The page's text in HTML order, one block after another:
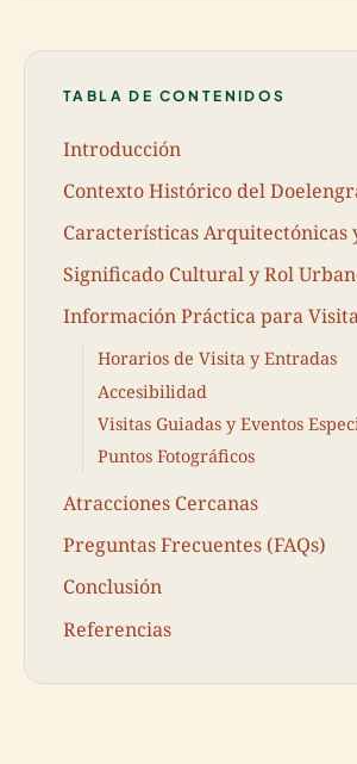
TABLA DE CONTENIDOS
Introducción
Contexto Histórico del
Características Arquitectónicas
Significado Cultural y Rol
Información Práctica para
Horarios de Visita y Entradas
Accesibilidad
Visitas Guiadas y Eventos
Puntos Fotográficos
Atracciones Cercanas
Preguntas Frecuentes (FAQs)
Conclusión
Referencias